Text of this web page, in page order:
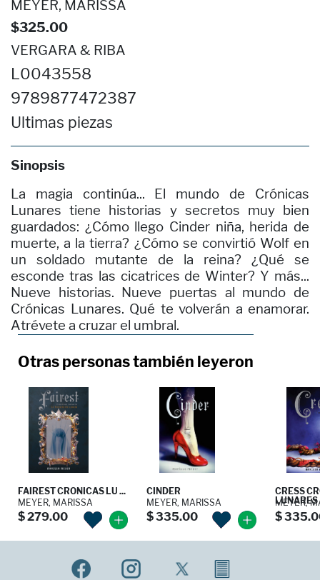
MEYER, MARISSA
$325.00
VERGARA & RIBA
L0043558
9789877472387
Ultimas piezas
Sinopsis
La magia continúa... El mundo de Crónicas
Lunares tiene historias y secretos muy bien
guardados: ¿Cómo llego Cinder niña, herida de
muerte, a la tierra? ¿Cómo se convirtió Wolf en
un soldado mutante de la reina? ¿Qué se
esconde tras las cicatrices de Winter? Y más...
Nueve historias. Nueve puertas al mundo de
Crónicas Lunares. Qué te volverán a enamorar.
Atrévete a cruzar el umbral.
Otras personas también leyeron
FAIREST CRONICAS LU ...
MEYER, MARISSA
$ 279.00
CINDER
MEYER, MARISSA
$ 335.00
CRESS
LUNARES
MEYER,
$